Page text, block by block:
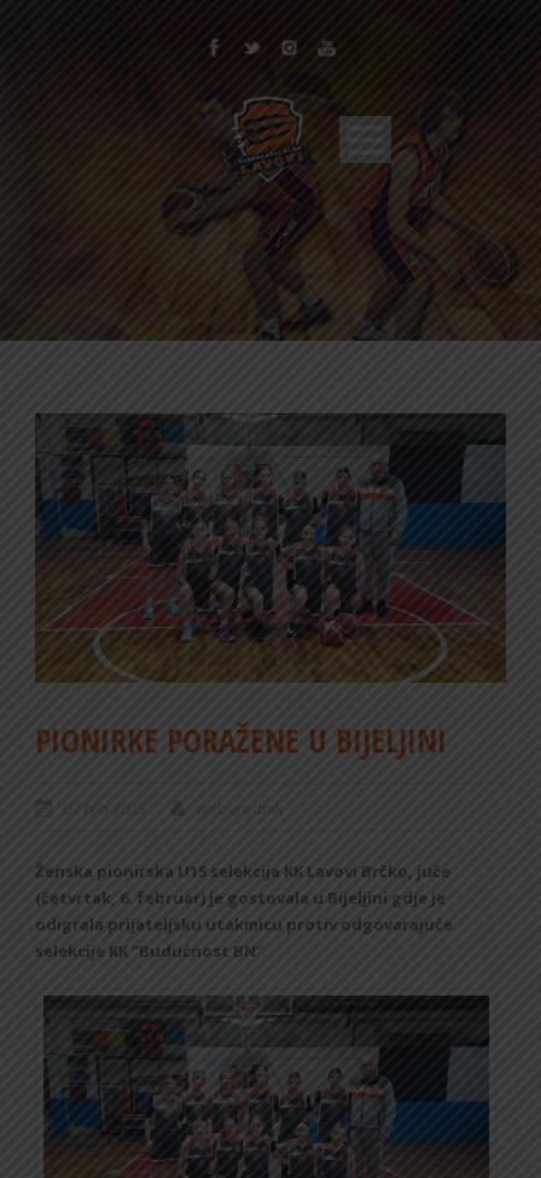
PIONIRKE PORAŽENE U BIJELJINI
07 feb 2025 weburednik
Ženska pionirska U15 selekcija KK Lavovi Brčko, juče
(četvrtak, 6. februar) je gostovala u Bijeljini gdje je
odigrala prijateljsku utakmicu protiv odgovarajuće
selekcije KK “Budućnost BN”.